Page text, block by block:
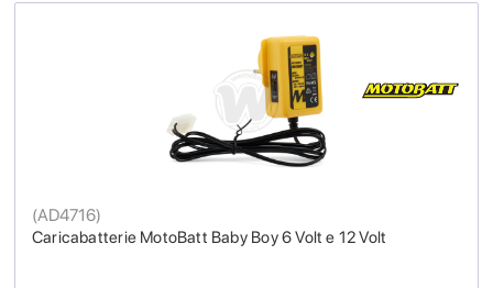
Caricabatterie MotoBatt Baby Boy 6 Volt e 12 Volt
(AD4716)